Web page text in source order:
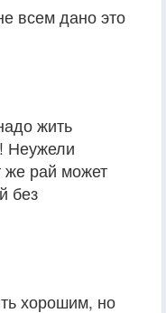
всем дано это
жить
Неужели
же рай может
без
хорошим, но